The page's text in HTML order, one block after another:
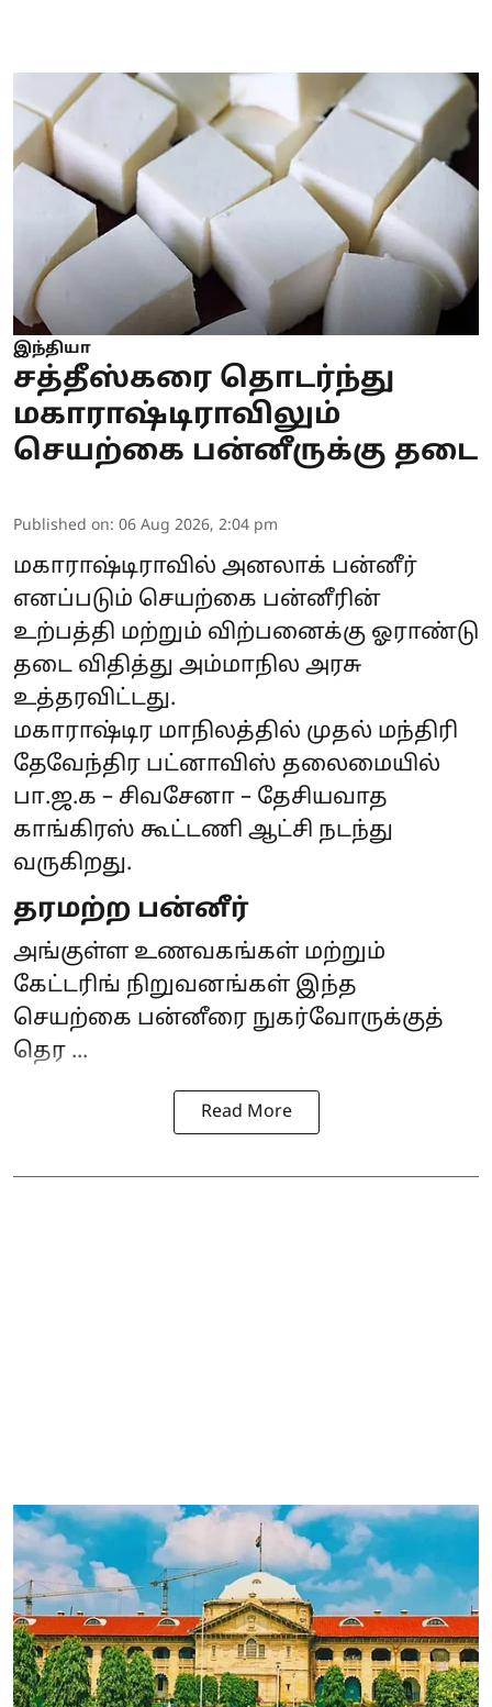
இந்தியா
சத்தீஸ்கரை தொடர்ந்து
மகாராஷ்டிராவிலும்
செயற்கை பன்னீருக்கு தடை
Published on: 06 Aug 2026, 2:04 pm
மகாராஷ்டிராவில் அனலாக் பன்னீர்
எனப்படும் செயற்கை பன்னீரின்
உற்பத்தி மற்றும் விற்பனைக்கு ஓராண்டு
தடை விதித்து அம்மாநில அரசு
உத்தரவிட்டது.
மகாராஷ்டிர மாநிலத்தில் முதல் மந்திரி
தேவேந்திர பட்னாவிஸ் தலைமையில்
பா.ஜ.க – சிவசேனா – தேசியவாத
காங்கிரஸ் கூட்டணி ஆட்சி நடந்து
வருகிறது.
தரமற்ற பன்னீர்
அங்குள்ள உணவகங்கள் மற்றும்
கேட்டரிங் நிறுவனங்கள் இந்த
செயற்கை பன்னீரை நுகர்வோருக்குத்
தெர ...
Read More